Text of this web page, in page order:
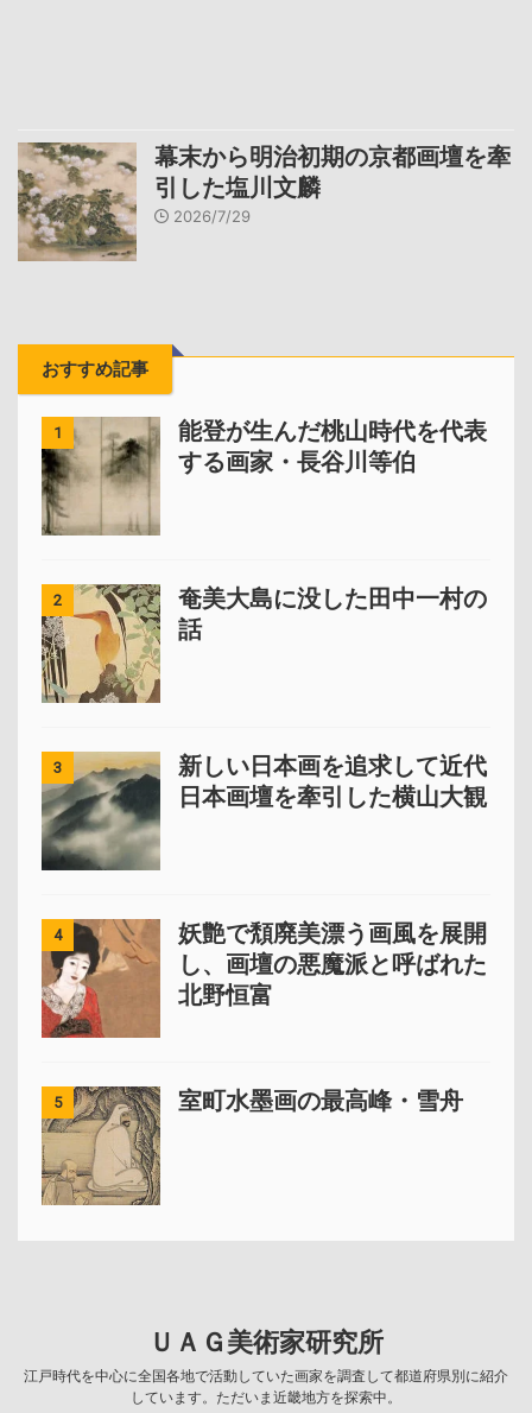
幕末から明治初期の京都画壇を牽
引した塩川文麟
2026/7/29
おすすめ記事
1
能登が生んだ桃山時代を代表
する画家・長谷川等伯
2
奄美大島に没した田中一村の
話
3
新しい日本画を追求して近代
日本画壇を牽引した横山大観
4
妖艶で頽廃美漂う画風を展開
し、画壇の悪魔派と呼ばれた
北野恒富
5 室町水墨画の最高峰・雪舟
ＵＡＧ美術家研究所
江戸時代を中心に全国各地で活動していた画家を調査して都道府県別に紹介
しています。ただいま近畿地方を探索中。